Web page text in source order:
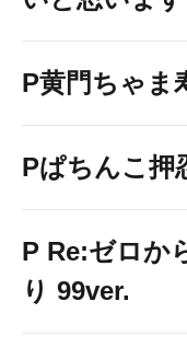
P黄門ちゃま
Pぱちんこ押
P Re:ゼロか
り 99ver.